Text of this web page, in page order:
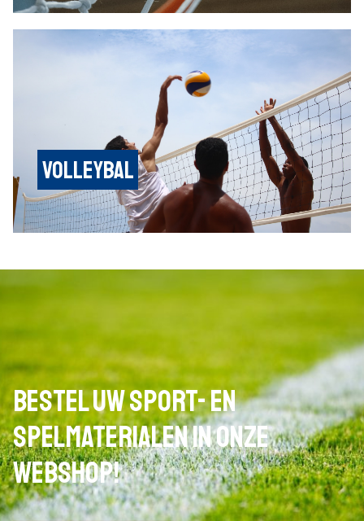
Volleybal
Bestel uw sport- en
spelmaterialen in onze
webshop!